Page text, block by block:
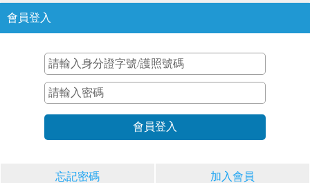
會員登入
忘記密碼 加入會員